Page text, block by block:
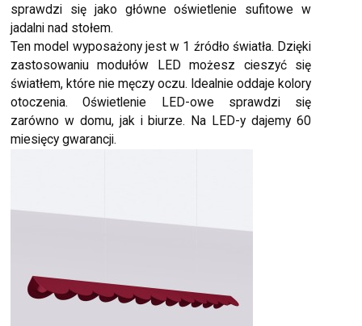
sprawdzi się jako główne oświetlenie sufitowe w
jadalni nad stołem.
Ten model wyposażony jest w 1 źródło światła. Dzięki
zastosowaniu modułów LED możesz cieszyć się
światłem, które nie męczy oczu. Idealnie oddaje kolory
otoczenia. Oświetlenie LED-owe sprawdzi się
zarówno w domu, jak i biurze. Na LED-y dajemy 60
miesięcy gwarancji.